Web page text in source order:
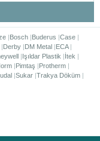
Bosch Buderus Case
Derby DM Metal ECA
Işıldar Plastik
İtek
Pimtaş
Protherm
Sukar Trakya Döküm